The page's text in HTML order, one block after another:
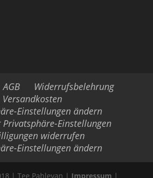
AGB
Widerrufsbelehrung
Versandkosten
Einstellungen ändern
Einstellungen
widerrufen
Einstellungen ändern
| Tee Pahlevan | Impressum |